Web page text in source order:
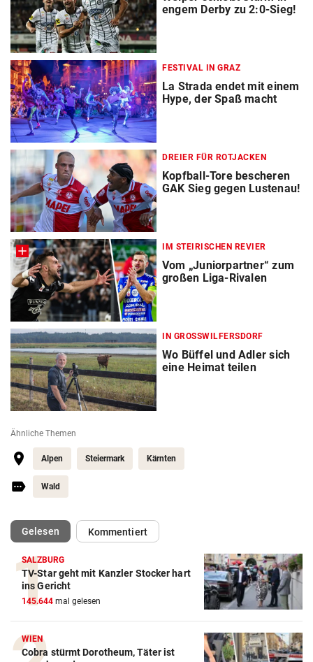
engem Derby zu 2:0-Sieg!
FESTIVAL IN GRAZ
La Strada endet mit einem
Hype, der Spaß macht
DREIER FÜR ROTJACKEN
Kopfball-Tore bescheren
GAK Sieg gegen Lustenau!
IM STEIRISCHEN REVIER
Vom „Juniorpartner“ zum
großen Liga-Rivalen
IN GROSSWILFERSDORF
Wo Büffel und Adler sich
eine Heimat teilen
Ähnliche Themen
Alpen Steiermark Kärnten
Wald
Gelesen(ausgewählt)Kommentiert
SALZBURG
TV-Star geht mit Kanzler Stocker hart
ins Gericht
145.644 mal gelesen
WIEN
Cobra stürmt Dorotheum, Täter ist